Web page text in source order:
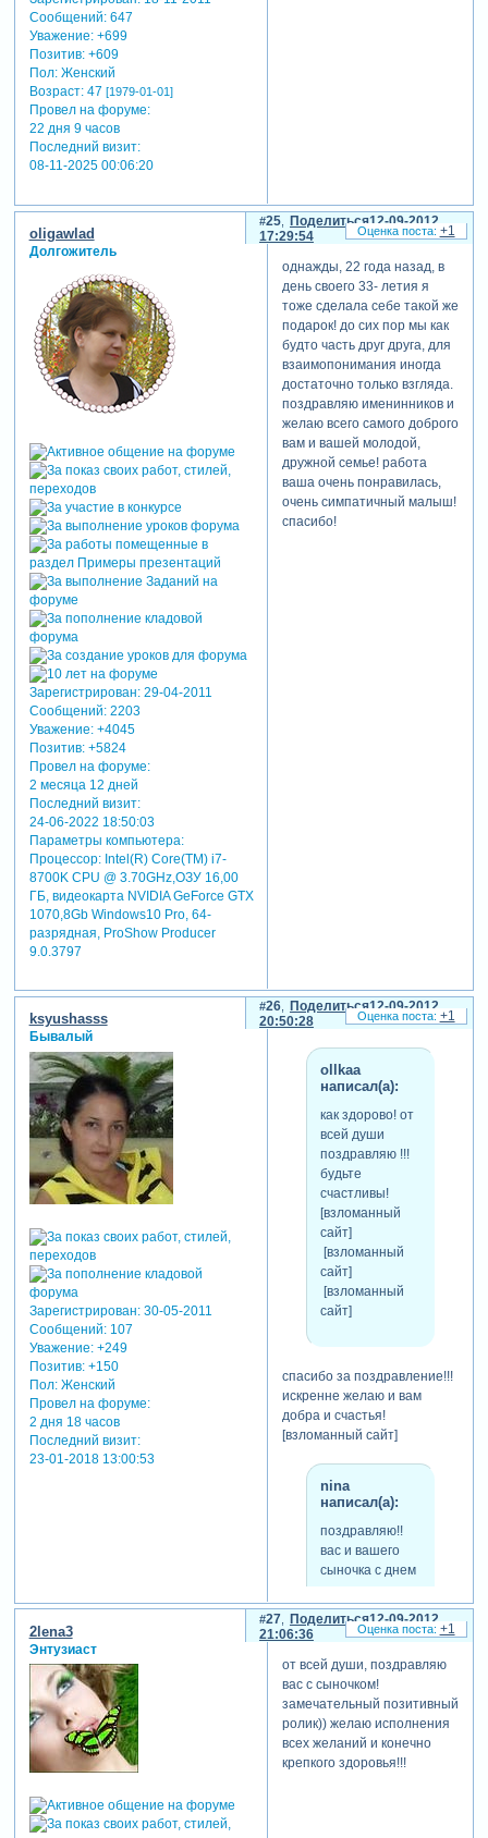
Сообщений:647
Уважение: +699
Позитив: +609
Пол:Женский
Возраст:47 [1979-01-01]
Провел на форуме:
22 дня 9 часов
Последний визит:
08-11-2025 00:06:20
Поделиться
25
12-09-2012
17:29:54
oligawlad
Долгожитель
Зарегистрирован: 29-04-2011
Сообщений:2203
Уважение: +4045
Позитив: +5824
Провел на форуме:
2 месяца 12 дней
Последний визит:
24-06-2022 18:50:03
Параметры компьютера:
Процессор: Intel(R) Core(TM) i7-
8700K CPU @ 3.70GHz,ОЗУ 16,00
ГБ, видеокарта NVIDIA GeForce GTX
1070,8Gb Windows10 Pro, 64-
разрядная, ProShow Producer
9.0.3797
однажды, 22 года назад, в
день своего 33- летия я
тоже сделала себе такой же
подарок! до сих пор мы как
будто часть друг друга, для
взаимопонимания иногда
достаточно только взгляда.
поздравляю именинников и
желаю всего самого доброго
вам и вашей молодой,
дружной семье! работа
ваша очень понравилась,
очень симпатичный малыш!
спасибо!
+1
Поделиться
26
12-09-2012
20:50:28
ksyushasss
Бывалый
Зарегистрирован: 30-05-2011
Сообщений:107
Уважение: +249
Позитив: +150
Пол:Женский
Провел на форуме:
2 дня 18 часов
Последний визит:
23-01-2018 13:00:53
ollkaa
написал(а):
как здорово! от
всей души
поздравляю !!!
будьте
счастливы!
[взломанный
сайт]
[взломанный
сайт]
[взломанный
сайт]
спасибо за поздравление!!!
искренне желаю и вам
добра и счастья!
[взломанный сайт]
nina
написал(а):
поздравляю!!
вас и вашего
сыночка с днем
рождения.очень
солнечная
работа,а сынок
солнышко.
спасибо, нина, очень
+1
Поделиться
27
12-09-2012
21:06:36
2lena3
Энтузиаст
от всей души, поздравляю
вас с сыночком!
замечательный позитивный
ролик)) желаю исполнения
всех желаний и конечно
крепкого здоровья!!!
+1